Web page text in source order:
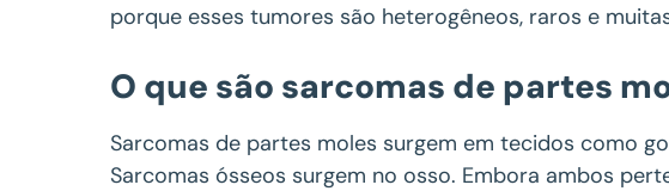
porque esses tumores são heterogêneos, raros e
O que são sarcomas de partes
Sarcomas de partes moles surgem em tecidos como
Sarcomas ósseos surgem no osso. Embora ambos